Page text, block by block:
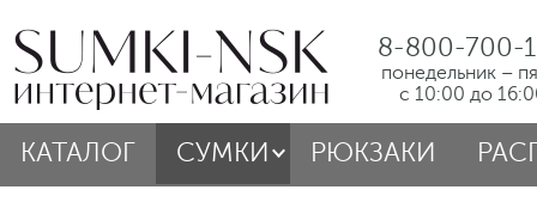
8-800-700-
понедельник –
с 10:00 до
КАТАЛОГ СУМКИ РЮКЗАКИ